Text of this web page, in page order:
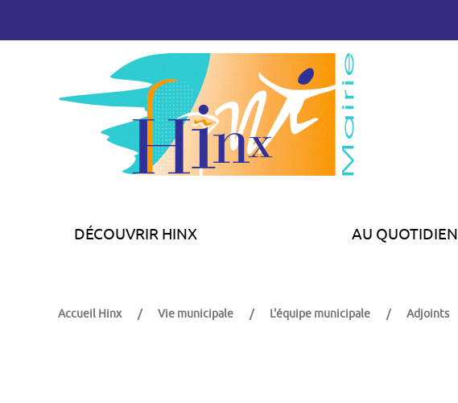
DÉCOUVRIR HINX AU QUOTIDIEN
Accueil Hinx Vie municipale L'équipe municipale Adjoints